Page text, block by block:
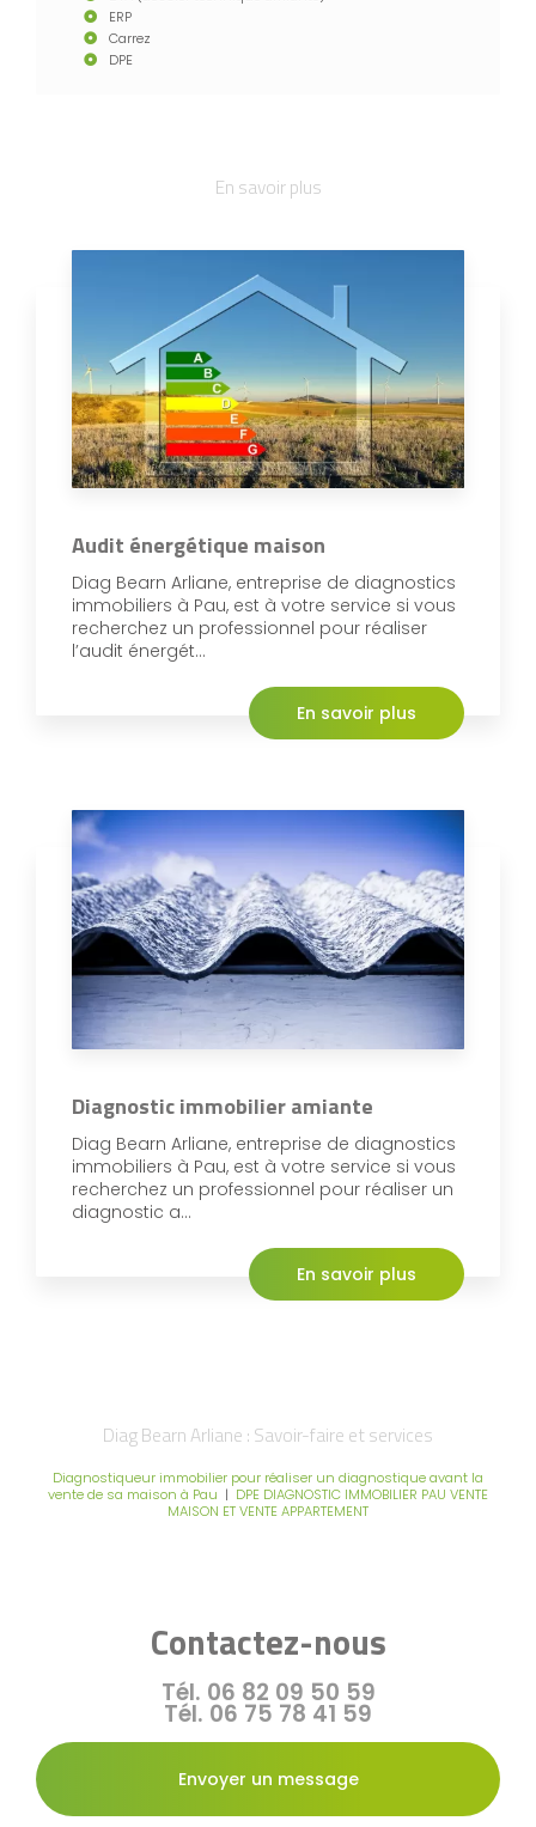
ERP
Carrez
DPE
En savoir plus
Audit énergétique maison
Diag Bearn Arliane, entreprise de diagnostics
immobiliers à Pau, est à votre service si vous
recherchez un professionnel pour réaliser
l’audit énergét...
En savoir plus
Diagnostic immobilier amiante
Diag Bearn Arliane, entreprise de diagnostics
immobiliers à Pau, est à votre service si vous
recherchez un professionnel pour réaliser un
diagnostic a...
En savoir plus
Diag Bearn Arliane : Savoir-faire et services
Diagnostiqueur immobilier pour réaliser un diagnostique avant la
vente de sa maison à Pau | DPE DIAGNOSTIC IMMOBILIER PAU VENTE
MAISON ET VENTE APPARTEMENT
Contactez-nous
Tél. 06 82 09 50 59
Tél. 06 75 78 41 59
Envoyer un message